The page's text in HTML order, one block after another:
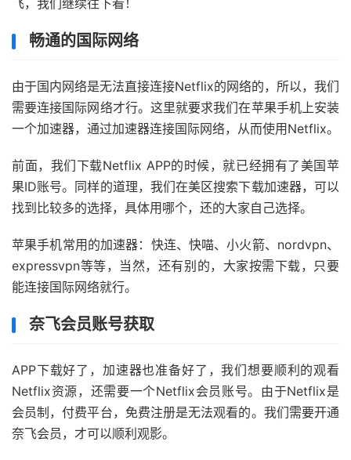
飞，我们继续往下看！
畅通的国际网络
由于国内网络是无法直接连接Netflix的网络的，所以，我们
需要连接国际网络才行。这里就要求我们在苹果手机上安装
一个加速器，通过加速器连接国际网络，从而使用Netflix。
前面，我们下载Netflix APP的时候，就已经拥有了美国苹
果ID账号。同样的道理，我们在美区搜索下载加速器，可以
找到比较多的选择，具体用哪个，还的大家自己选择。
苹果手机常用的加速器：快连、快喵、小火箭、nordvpn、
expressvpn等等，当然，还有别的，大家按需下载，只要
能连接国际网络就行。
奈飞会员账号获取
APP下载好了，加速器也准备好了，我们想要顺利的观看
Netflix资源，还需要一个Netflix会员账号。由于Netflix是
会员制，付费平台，免费注册是无法观看的。我们需要开通
奈飞会员，才可以顺利观影。